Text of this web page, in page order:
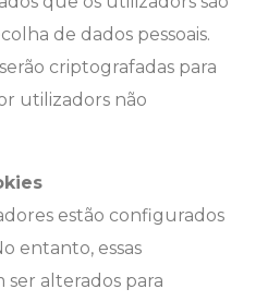
de dados pessoais.
criptografadas para
utilizadors não
estão configurados
entanto, essas
alterados para